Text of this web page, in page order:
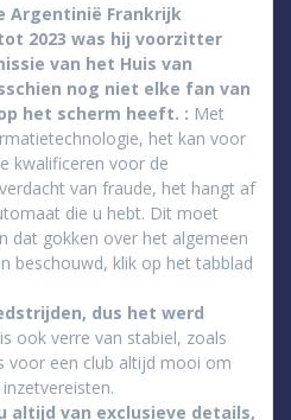
Argentinië Frankrijk
2023 was hij voorzitter
van het Huis van
nog niet elke fan van
het scherm heeft. : Met
het kan voor
kwalificeren voor de
van fraude, het hangt af
die u hebt. Dit moet
dat gokken over het algemeen
beschouwd, klik op het tabblad
dus het werd
ook verre van stabiel, zoals
voor een club altijd mooi om
altijd van exclusieve details,